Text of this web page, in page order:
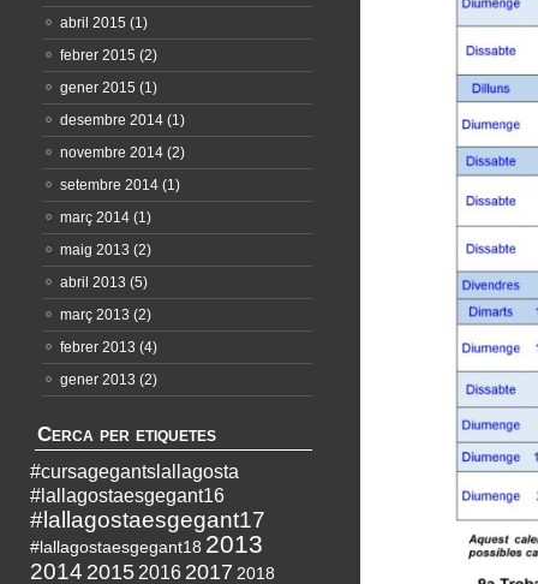
abril 2015 (1)
febrer 2015 (2)
gener 2015 (1)
desembre 2014 (1)
novembre 2014 (2)
setembre 2014 (1)
març 2014 (1)
maig 2013 (2)
abril 2013 (5)
març 2013 (2)
febrer 2013 (4)
gener 2013 (2)
Cerca per etiquetes
#cursagegantslallagosta
#lallagostaesgegant16
#lallagostaesgegant17
#lallagostaesgegant18 2013
2014 2015 2016 2017 2018